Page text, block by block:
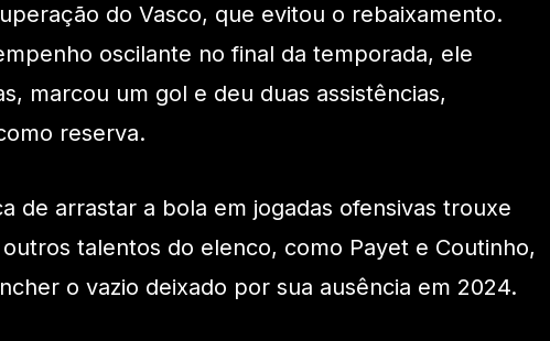
do Vasco, que evitou o rebaixamento.
oscilante no final da temporada, ele
marcou um gol e deu duas assistências,
reserva.
de arrastar a bola em jogadas ofensivas trouxe
talentos do elenco, como Payet e Coutinho,
o vazio deixado por sua ausência em 2024.